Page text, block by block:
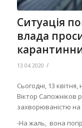
Ситуація
влада
13.04.2020 /
Сьогодні, 13
Віктор Сапожніков
захворюваністю на
-На жаль, вона